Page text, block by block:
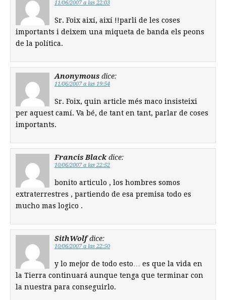
11/06/2007 a las 22:03
Sr. Foix així, així !!parli de les coses
importants i deixem una miqueta de banda els peons
de la política.
Anonymous dice:
11/06/2007 a las 19:54
Sr. Foix, quin article més maco insisteixi
per aquest camí. Va bé, de tant en tant, parlar de coses
importants.
Francis Black dice:
10/06/2007 a las 22:52
bonito articulo , los hombres somos
extraterrestres , partiendo de esa premisa todo es
mucho mas logico .
SithWolf dice:
10/06/2007 a las 22:50
y lo mejor de todo esto… es que la vida en
la Tierra continuará aunque tenga que terminar con
la nuestra para conseguirlo.